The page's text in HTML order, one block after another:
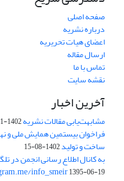
صفحه اصلی
درباره نشریه
اعضای هیات تحریریه
ارسال مقاله
تماس با ما
نقشه سایت
آخرین اخبار
مشابهت‌یابی مقالات نشریه1402-11-01
فراخوان بیستمین همایش ملی و
ساخت و تولید1402-08-15
به کانال اطلاع رسانی انجمن در
info_smeir1395-06-19